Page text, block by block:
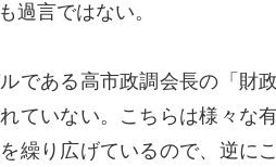
過言ではない。
である高市政調会長の「財
ていない。こちらは様々な
繰り広げているので、逆に